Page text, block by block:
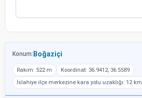
Konum: Boğaziçi
Rakım: 522 m
Koordinat: 36.9412, 36.5589
İslahiye ilçe merkezine kara yolu uzaklığı: 12 km